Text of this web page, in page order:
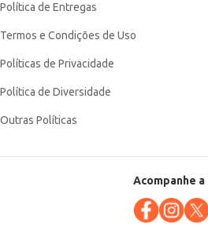
Política de Entregas
Termos e Condições de Uso
Políticas de Privacidade
Política de Diversidade
Outras Políticas
Acompanhe